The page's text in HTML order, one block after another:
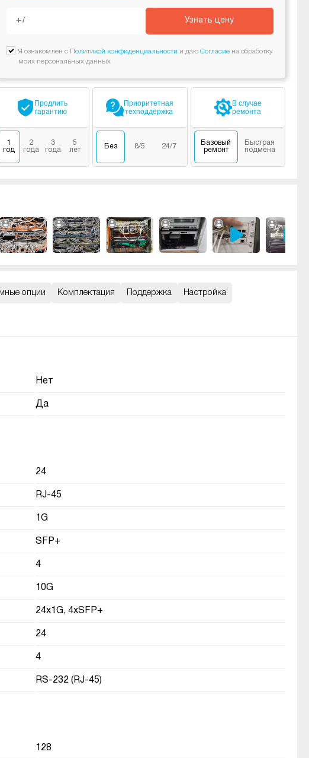
Узнать цену
Я ознакомлен с Политикой конфиденциальности и даю Согласиена обработку
моих персональных данных
Продлить
гарантию
1
год
2
года
3
года
5
лет
Приоритетная
техподдержка
Без 8/5 24/7
В случае
ремонта
Базовый
ремонт
Быстрая
подмена
опции Комплектация Поддержка Настройка
Нет
Да
24
RJ-45
1G
SFP+
4
10G
24х1G, 4хSFP+
24
4
RS-232 (RJ-45)
128